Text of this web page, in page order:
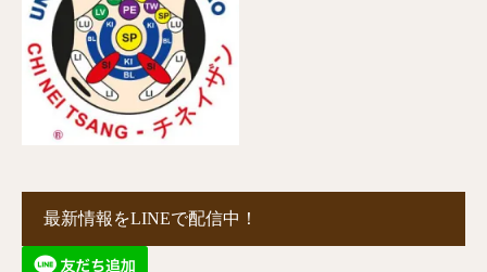
最新情報をLINEで配信中！